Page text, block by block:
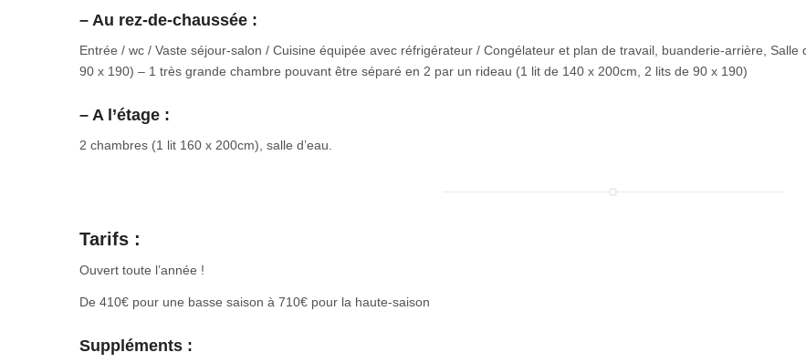
– Au rez-de-chaussée :
Entrée / wc / Vaste séjour-salon / Cuisine équipée avec réfrigérateur / Congélateur et plan de travail, buanderie-arrière,
90 x 190) – 1 très grande chambre pouvant être séparé en 2 par un rideau (1 lit de 140 x 200cm, 2 lits de 90 x 190)
– A l’étage :
2 chambres (1 lit 160 x 200cm), salle d’eau.
Tarifs :
Ouvert toute l’année !
De 410€ pour une basse saison à 710€ pour la haute-saison
Suppléments :